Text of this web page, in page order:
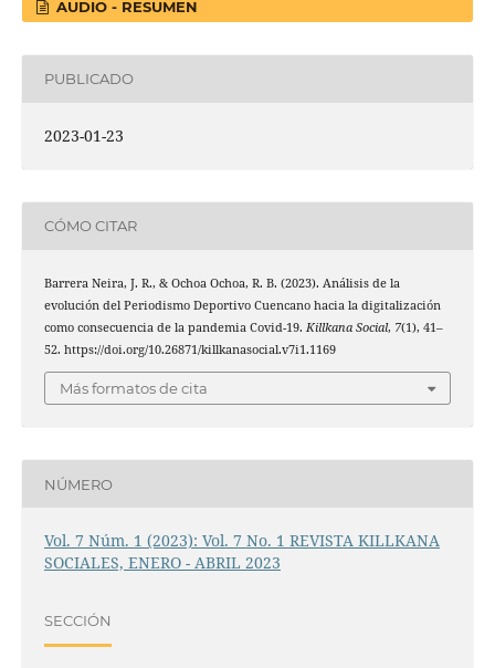
AUDIO - RESUMEN
PUBLICADO
2023-01-23
CÓMO CITAR
Barrera Neira, J. R., & Ochoa Ochoa, R. B. (2023). Análisis de la
evolución del Periodismo Deportivo Cuencano hacia la digitalización
como consecuencia de la pandemia Covid-19. Killkana Social, 7(1), 41–
52. https://doi.org/10.26871/killkanasocial.v7i1.1169
Más formatos de cita
NÚMERO
Vol. 7 Núm. 1 (2023): Vol. 7 No. 1 REVISTA KILLKANA
SOCIALES, ENERO - ABRIL 2023
SECCIÓN